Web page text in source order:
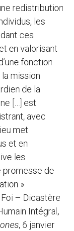
redistribution
les
ces
en valorisant
fonction
mission
de la
[…] est
avec
met
et en
les
promesse de
»
– Dicastère
Intégral,
, 6 janvier